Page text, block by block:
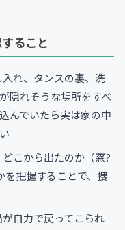
ること
入れ、タンスの裏、洗
隠れそうな場所をすべ
んでいたら実は家の中
どこから出たのか（窓?
を把握することで、捜
が自力で戻ってこられ